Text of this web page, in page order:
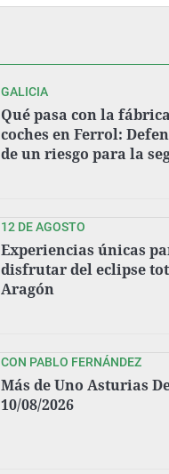
GALICIA
Qué pasa con la
coches en Ferrol:
de un riesgo para la
12 DE AGOSTO
Experiencias únicas
disfrutar del eclipse
Aragón
CON PABLO FERNÁNDEZ
Más de Uno Asturias
10/08/2026